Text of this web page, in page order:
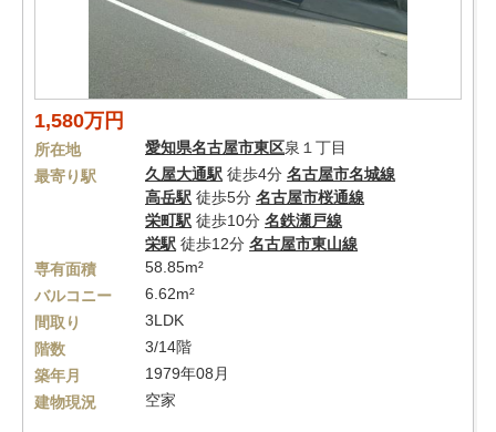
1,580万円
所在地 愛知県名古屋市東区泉１丁目
最寄り駅
久屋大通駅 徒歩4分 名古屋市名城線
高岳駅 徒歩5分 名古屋市桜通線
栄町駅 徒歩10分 名鉄瀬戸線
栄駅 徒歩12分 名古屋市東山線
専有面積
58.85m²
バルコニー
6.62m²
間取り
3LDK
階数
3/14階
築年月
1979年08月
建物現況
空家